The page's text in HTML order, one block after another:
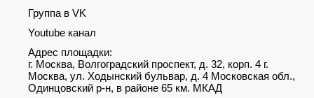
Группа в VK
Youtube канал
Адрес площадки:
г. Москва, Волгоградский проспект, д. 32, корп. 4 г.
Москва, ул. Ходынский бульвар, д. 4 Московская обл.,
Одинцовский р-н, в районе 65 км. МКАД